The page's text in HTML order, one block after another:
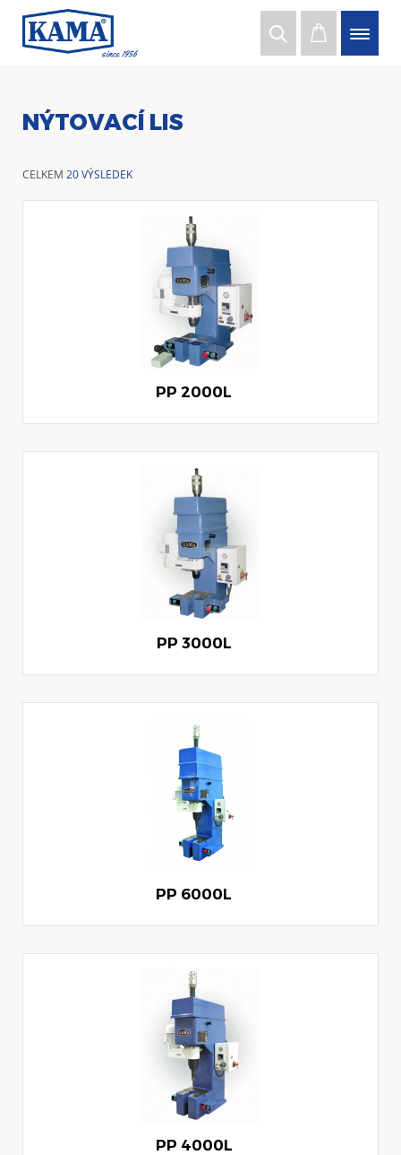
NÝTOVACÍ LIS
CELKEM 20 VÝSLEDEK
PP 2000L
PP 3000L
PP 6000L
PP 4000L